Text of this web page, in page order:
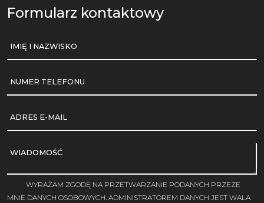
Formularz kontaktowy
IMIĘ I NAZWISKO
NUMER TELEFONU
ADRES E-MAIL
WIADOMOŚĆ
WYRAŻAM ZGODĘ NA PRZETWARZANIE PODANYCH PRZEZE
MNIE DANYCH OSOBOWYCH. ADMINISTRATOREM DANYCH JEST WALA